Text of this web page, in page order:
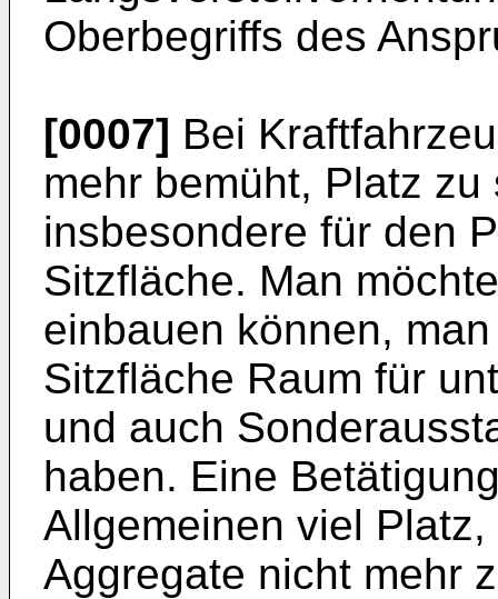
Oberbegriffs des
[0007] Bei
mehr bemüht, Platz
insbesondere für den
Sitzfläche. Man
einbauen können,
Sitzfläche Raum für
und auch
haben. Eine
Allgemeinen viel
Aggregate nicht mehr